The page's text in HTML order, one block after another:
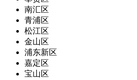
南汇区
青浦区
松江区
金山区
浦东新区
嘉定区
宝山区